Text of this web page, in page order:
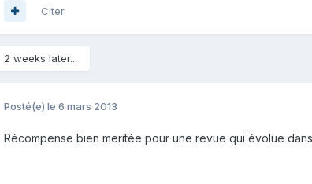
Citer
2 weeks later...
Posté(e) le 6 mars 2013
Récompense bien meritée pour une revue qui évolue